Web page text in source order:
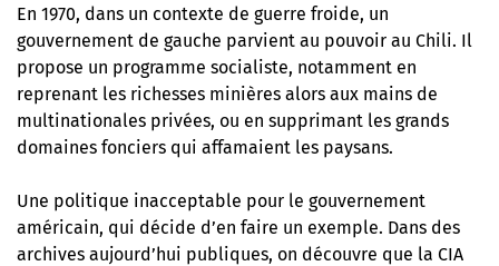
En 1970, dans un contexte de guerre froide, un
gouvernement de gauche parvient au pouvoir au Chili. Il
propose un programme socialiste, notamment en
reprenant les richesses minières alors aux mains de
multinationales privées, ou en supprimant les grands
domaines fonciers qui affamaient les paysans.
Une politique inacceptable pour le gouvernement
américain, qui décide d’en faire un exemple. Dans des
archives aujourd’hui publiques, on découvre que la CIA